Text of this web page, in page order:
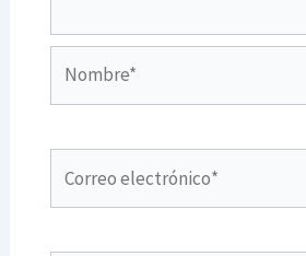
electrónico*